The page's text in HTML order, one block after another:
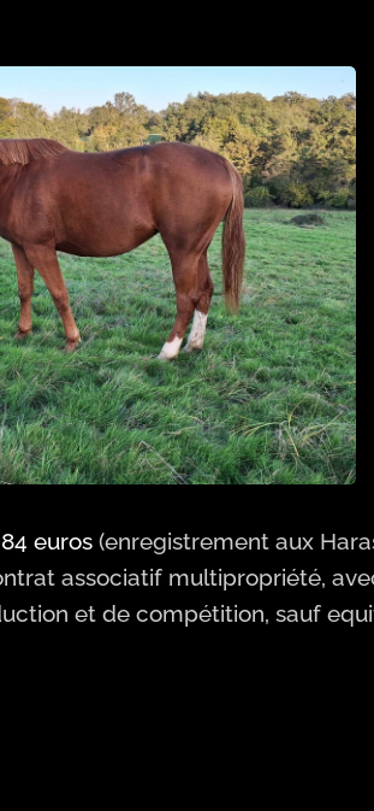
euros (enregistrement aux
associatif multipropriété,
et de compétition, sauf